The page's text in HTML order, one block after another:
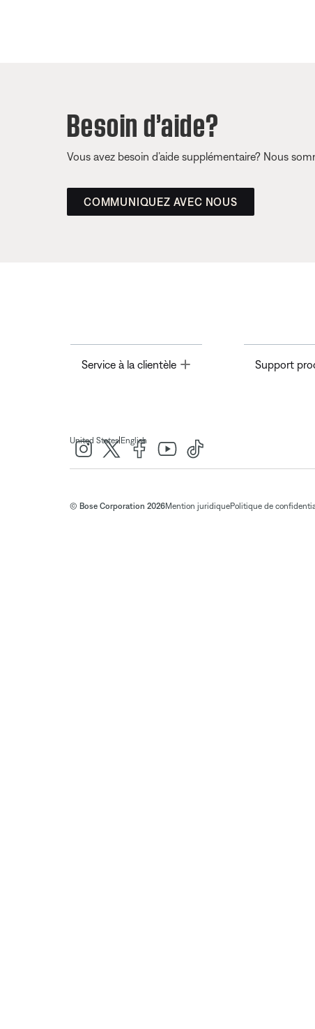
Besoin d’aide?
Vous avez besoin d’aide supplémentaire? Nous
COMMUNIQUEZ AVEC NOUS
Service à la clientèle Toggle Support
United States| English
© Bose Corporation 2026Mention juridiquePolitique de